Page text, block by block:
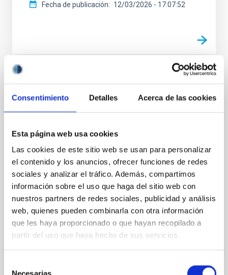
Consentimiento Detalles Acerca de las cookies
Esta página web usa cookies
Las cookies de este sitio web se usan para personalizar
el contenido y los anuncios, ofrecer funciones de redes
sociales y analizar el tráfico. Además, compartimos
información sobre el uso que haga del sitio web con
nuestros partners de redes sociales, publicidad y análisis
web, quienes pueden combinarla con otra información
que les haya proporcionado o que hayan recopilado a
partir del uso que haya hecho de sus servicios.
Necesarias
Fecha de publicación 12/03/2026 - 17:07:52
NOTA DE PRENSA
EL CCI apoya la opción de instalar el TMT
en el Observatorio del Roque de los
Declaración de apoyo a la selección de La Palma
como emplazamiento del Telescopio de Treinta
Metros (TMT) El Comité Científico Internacional (CCI)
de los Observatorios de Canarias acoge con
entusiasmo la posibilidad de que el Telescopio de
Treinta Metros (TMT) elija finalmente el Observatorio
del Roque de los Muchachos (ORM) en La Palma
como su emplazamiento. El ORM ofrece unas
condiciones astronómicas excepcionales, décadas
de exitosa cooperación internacional en la
explotación de telescopios y un sólido marco legal
de noviembre de 2025